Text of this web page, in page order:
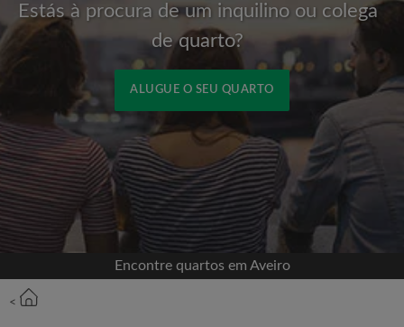
Estás à procura de um inquilino ou colega
de quarto?
ALUGUE O SEU QUARTO
Entrar com o Facebook
Jamais publicaremos na sua linha do tempo sem
sua permissão
OU
Encontre quartos em Aveiro
<